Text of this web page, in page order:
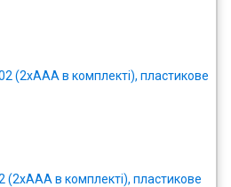
(2xAAA в комплекті), пластикове